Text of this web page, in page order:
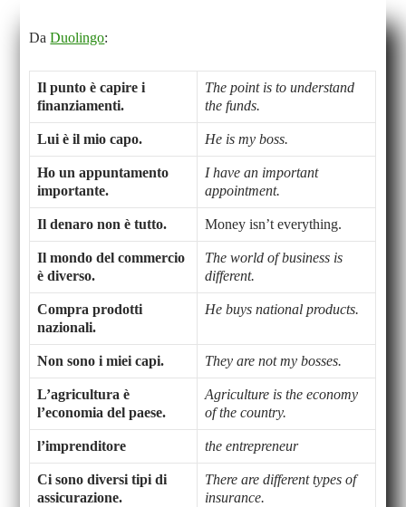
DaDuolingo:
Il punto è capire i
finanziamenti.
The point is to understand
the funds.
Lui è il mio capo. He is my boss.
Ho un appuntamento
importante.
I have an important
appointment.
Il denaro non è tutto. Money isn’t everything.
Il mondo del commercio
è diverso.
The world of business is
different.
Compra prodotti
nazionali.
He buys national products.
Non sono i miei capi. They are not my bosses.
L’agricultura è
l’economia del paese.
Agriculture is the economy
of the country.
l’imprenditore the entrepreneur
Ci sono diversi tipi di
assicurazione.
There are different types of
insurance.